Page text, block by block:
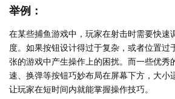
举例：
在某些捕鱼游戏中，玩家在射击时需要快速
度。如果按钮设计得过于复杂，或者位置过
张的游戏中产生操作上的困扰。而一些优秀
速、换弹等按钮巧妙布局在屏幕下方，大小
让玩家在短时间内就能掌握操作技巧。